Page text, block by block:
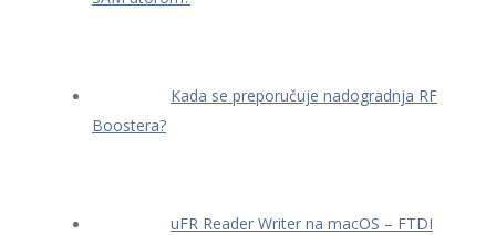
Kada se preporučuje nadogradnja RF
Boostera?
uFR Reader Writer na macOS – FTDI